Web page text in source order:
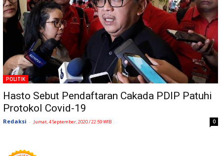
POLITIK
Hasto Sebut Pendaftaran Cakada PDIP Patuhi
Protokol Covid-19
Redaksi - Jumat, 4 September, 2020 / 22:59 WIB 0